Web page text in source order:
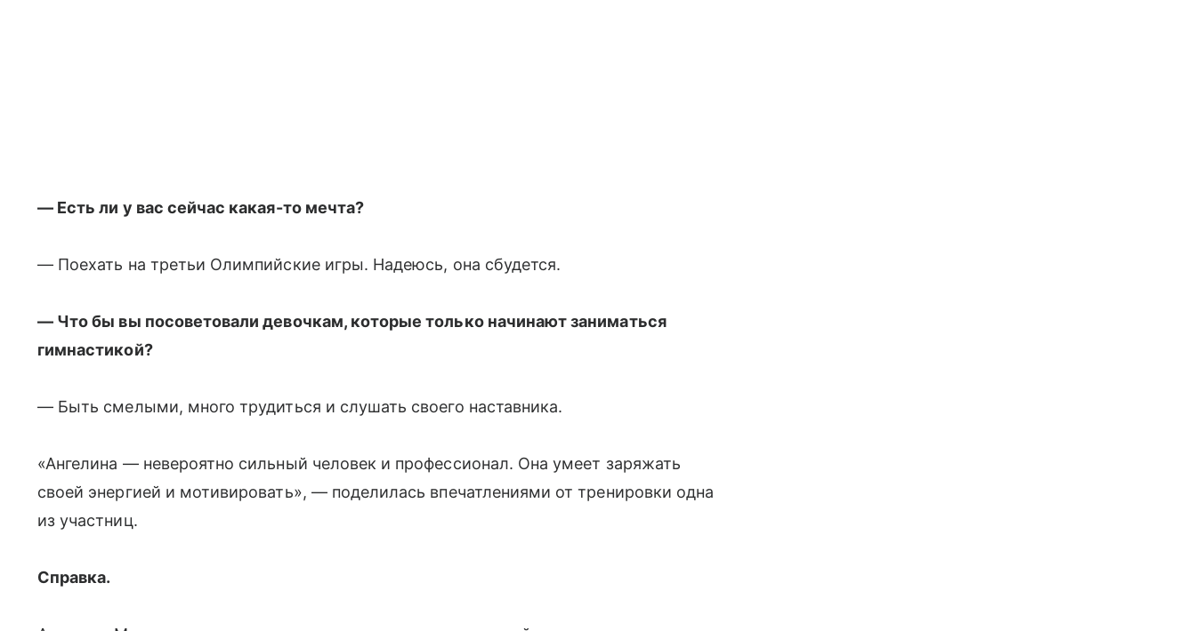
— Есть ли у вас сейчас какая-то мечта?
— Поехать на третьи Олимпийские игры. Надеюсь, она сбудется.
— Что бы вы посоветовали девочкам, которые только начинают заниматься
гимнастикой?
— Быть смелыми, много трудиться и слушать своего наставника.
«Ангелина — невероятно сильный человек и профессионал. Она умеет заряжать
своей энергией и мотивировать», — поделилась впечатлениями от тренировки одна
из участниц.
Справка.